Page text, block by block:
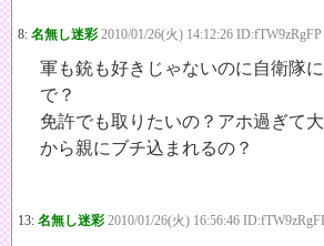
8: 名無し迷彩 2010/01/26(火) 14:12:26 ID:fTW9zRgFP
軍も銃も好きじゃないのに自衛隊
で？
免許でも取りたいの？アホ過ぎて
から親にブチ込まれるの？
13: 名無し迷彩 2010/01/26(火) 16:56:46